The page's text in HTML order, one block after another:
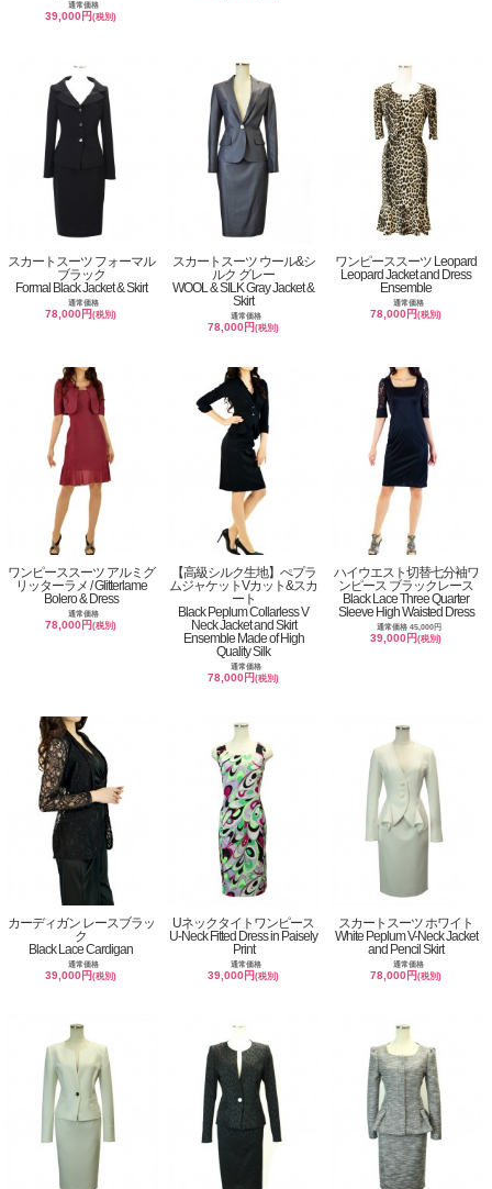
通常価格
39,000円(税別)
スカートスーツ フォーマル
ブラック
Formal Black Jacket & Skirt
通常価格
78,000円(税別)
スカートスーツ ウール&シ
ルク グレー
WOOL & SILK Gray Jacket &
Skirt
通常価格
78,000円(税別)
ワンピーススーツ Leopard
Leopard Jacket and Dress
Ensemble
通常価格
78,000円(税別)
ワンピーススーツ アルミグ
リッターラメ / Glitterlame
Bolero & Dress
通常価格
78,000円(税別)
【高級シルク生地】ぺプラ
ムジャケットVカット&スカ
ート
Black Peplum Collarless V
Neck Jacket and Skirt
Ensemble Made of High
Quality Silk
通常価格
78,000円(税別)
ハイウエスト切替七分袖ワ
ンピース ブラックレース
Black Lace Three Quarter
Sleeve High Waisted Dress
通常価格 45,000円
39,000円(税別)
カーディガン レースブラッ
ク
Black Lace Cardigan
通常価格
39,000円(税別)
Uネックタイトワンピース
U-Neck Fitted Dress in Paisely
Print
通常価格
39,000円(税別)
スカートスーツ ホワイト
White Peplum V-Neck Jacket
and Pencil Skirt
通常価格
78,000円(税別)